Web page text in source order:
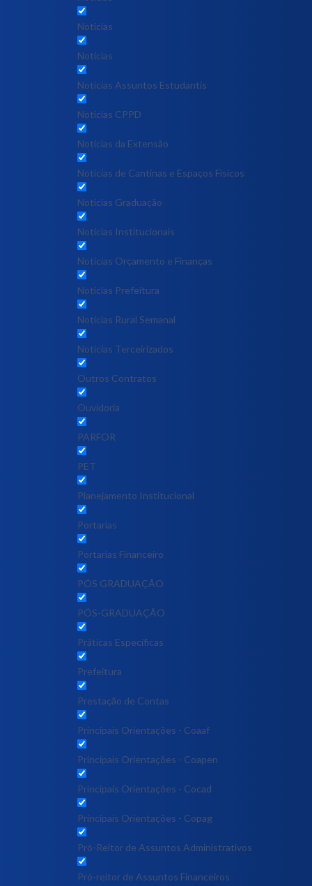
Notícias
Notícias
Notícias Assuntos Estudantis
Notícias CPPD
Notícias da Extensão
Notícias de Cantinas e Espaços Físicos
Notícias Graduação
Notícias Institucionais
Notícias Orçamento e Finanças
Notícias Prefeitura
Notícias Rural Semanal
Notícias Terceirizados
Outros Contratos
Ouvidoria
PARFOR
PET
Planejamento Institucional
Portarias
Portarias Financeiro
PÓS GRADUAÇÃO
PÓS-GRADUAÇÃO
Práticas Específicas
Prefeitura
Prestação de Contas
Principais Orientações - Coaaf
Principais Orientações - Coapen
Principais Orientações - Cocad
Principais Orientações - Copag
Pró-Reitor de Assuntos Administrativos
Pró-reitor de Assuntos Financeiros